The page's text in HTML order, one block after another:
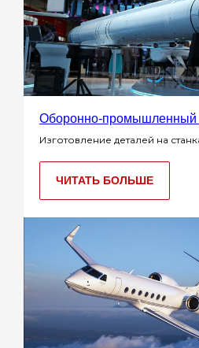
Оборонно-промышленный
Изготовление деталей на
ЧИТАТЬ БОЛЬШЕ